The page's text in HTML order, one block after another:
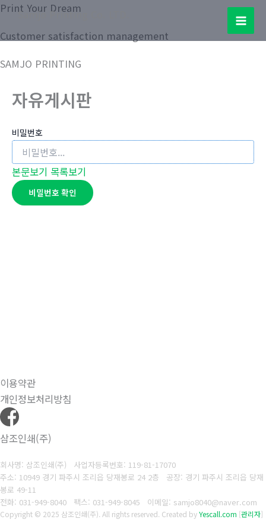
콘
츠
건
Samjo Printing Co. LTD.
Main
Print Your Dream
Customer satisfaction management
SAMJO PRINTING
자유게시판
비밀번호
본문보기 목록보기
비밀번호 확인
이용약관
개인정보처리방침
삼조인쇄(주)
회사명: 삼조인쇄(주) 사업자등록번호: 119-81-17070
주소: 10949 경기 파주시 조리읍 당재봉로 24 2층 공장: 경기 파주시 조리읍 당재
봉로 49-11
전화: 031-949-8040
팩스: 031-949-8045 이메일: samjo8040@naver.com
Copyright © 2025 삼조인쇄(주). All rights reserved. Created byYescall.com [관리자]